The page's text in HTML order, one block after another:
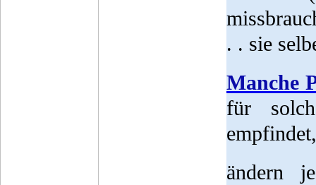
. . sie
Manche
für
ändern